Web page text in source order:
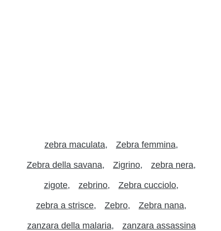
zebra maculata Zebra femmina
Zebra della savana Zigrino zebra nera
zigote zebrino Zebra cucciolo
zebra a strisce Zebro Zebra nana
zanzara della malaria zanzara assassina